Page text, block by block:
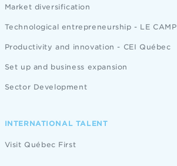
Market diversification
Technological entrepreneurship - LE CAMP
Productivity and innovation - CEI Québec
Set up and business expansion
Sector Development
INTERNATIONAL TALENT
Visit Québec First